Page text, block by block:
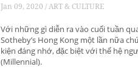
Jan 09, 2020 / ART & CULTURE
Với những gì diễn ra vào cuối tuần
Sotheby’s Hong Kong một lần nữa
kiện đáng nhớ, đặc biệt với thế hệ
(Millennial).